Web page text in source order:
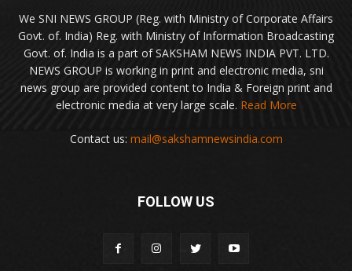
We SNI NEWS GROUP (Reg. with Ministry of Corporate Affairs
Govt. of. India) Reg. with Ministry of Information Broadcasting
Govt. of. India is a part of SAKSHAM NEWS INDIA PVT. LTD.
NEWS GROUP is working in print and electronic media, sni
news group are provided content to India & Foreign print and
electronic media at very large scale. Read More
Contact us: mail@sakshamnewsindia.com
FOLLOW US